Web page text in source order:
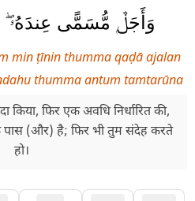
وَأَجَلٌۭ مُّسَمًّى عِندَهُۥ
min ṭīnin thumma qaḍā ajalan
thumma antum tamtarūna
किया, फिर एक अवधि निर्धारित की,
(और) है; फिर भी तुम संदेह करते
हो।